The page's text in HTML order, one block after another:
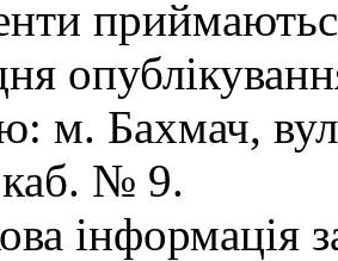
м. Бахмач,
№ 9.
інформація